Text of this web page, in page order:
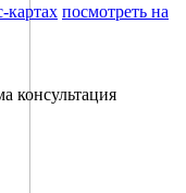
картах посмотреть на
консультация